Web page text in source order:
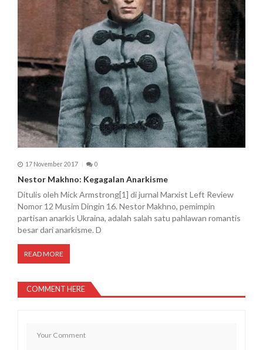
17 November 2017 0
Nestor Makhno: Kegagalan Anarkisme
Ditulis oleh Mick Armstrong[1] di jurnal Marxist Left Review
Nomor 12 Musim Dingin 16. Nestor Makhno, pemimpin
partisan anarkis Ukraina, adalah salah satu pahlawan romantis
besar dari anarkisme. D
READ MORE
COMMENT HERE